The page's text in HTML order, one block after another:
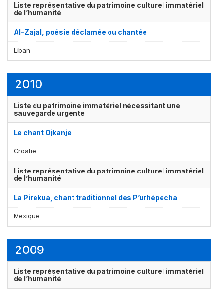
Liste représentative du patrimoine culturel immatériel
de l’humanité
Al-Zajal, poésie déclamée ou chantée
Liban
2010
Liste du patrimoine immatériel nécessitant une
sauvegarde urgente
Le chant Ojkanje
Croatie
Liste représentative du patrimoine culturel immatériel
de l’humanité
La Pirekua, chant traditionnel des P’urhépecha
Mexique
2009
Liste représentative du patrimoine culturel immatériel
de l’humanité